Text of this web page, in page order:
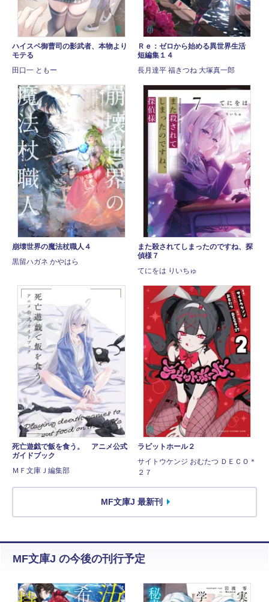
ハイスペ御曹司の影武者、本物より
モテる
田口一 ともー
Ｒｅ：ゼロから始める異世界生活
短編集１４
長月達平 福きつね 大塚真一郎
崩壊世界の魔法杖職人４
黒留ハガネ かやはら
また殺されてしまったのですね、探
偵様７
てにをは りいちゅ
死亡遊戯で飯を食う。 アニメ公式
ガイドブック
ＭＦ文庫Ｊ編集部
ラビットホール２
サイトウケンジ おむたつ ＤＥＣＯ＊
２７
MF文庫J 最新刊
MF文庫J の今後の刊行予定